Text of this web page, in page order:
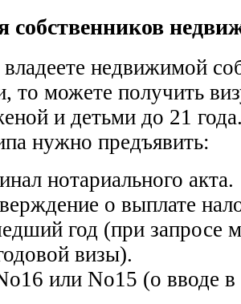
собственников
недвижимой
то можете получить
и детьми до 21
нужно предъявить:
нотариального акта.
о выплате
год (при запросе
визы).
или No15 (о вводе в